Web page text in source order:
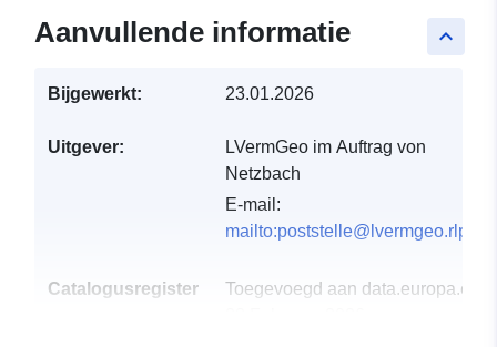
keyboard_arrow_up
Aanvullende informatie
Bijgewerkt: 23.01.2026
Uitgever:
LVermGeo im Auftrag von
Netzbach
E-mail:
mailto:poststelle@lvermgeo.rlp.de
Catalogusregister
Toegevoegd aan data.europa.eu: